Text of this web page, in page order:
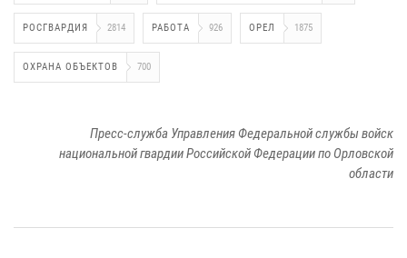
РОСГВАРДИЯ 2814 РАБОТА 926 ОРЕЛ 1875
ОХРАНА ОБЪЕКТОВ 700
Пресс-служба Управления Федеральной службы войск
национальной гвардии Российской Федерации по Орловской
области